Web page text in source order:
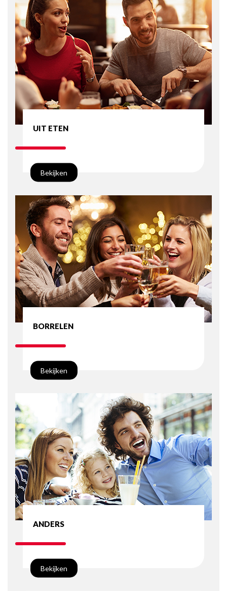
UIT ETEN
BORRELEN
ANDERS